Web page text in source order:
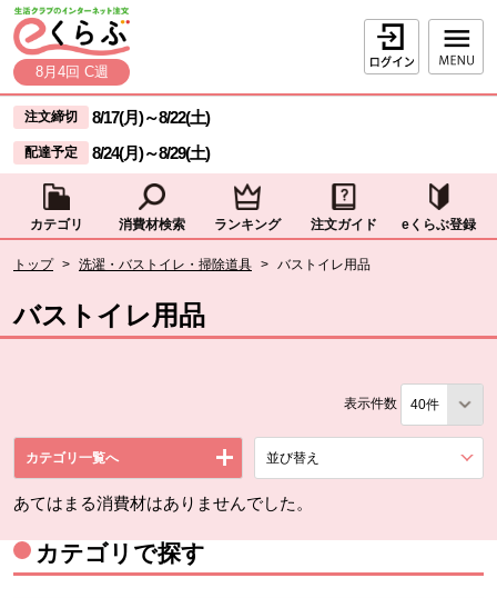
ページの先頭です。
本文へジャンプする。
8月4回 C週
ログイン
ここからサイト内共通メニューです。
サイト内共通メニューをスキップする
注文締切 8/17(月)～8/22(土)
配達予定 8/24(月)～8/29(土)
カテゴリ 消費材検索 ランキング 注文ガイド eくらぶ登録
トップ > 洗濯・バストイレ・掃除道具 > バストイレ用品
バストイレ用品
表示件数
カテゴリ一覧へ 並び替え
あてはまる消費材はありませんでした。
カテゴリで探す